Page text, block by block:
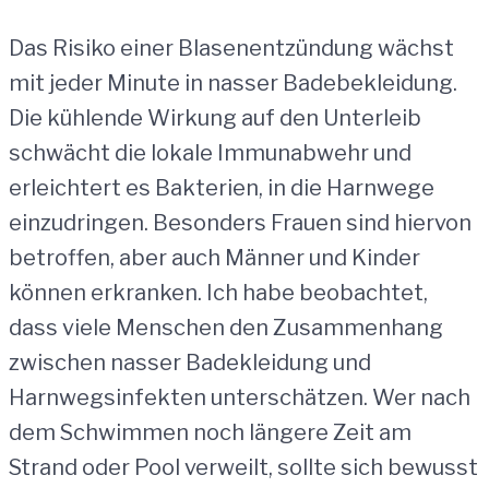
Das Risiko einer Blasenentzündung wächst
mit jeder Minute in nasser Badebekleidung.
Die kühlende Wirkung auf den Unterleib
schwächt die lokale Immunabwehr und
erleichtert es Bakterien, in die Harnwege
einzudringen. Besonders Frauen sind hiervon
betroffen, aber auch Männer und Kinder
können erkranken. Ich habe beobachtet,
dass viele Menschen den Zusammenhang
zwischen nasser Badekleidung und
Harnwegsinfekten unterschätzen. Wer nach
dem Schwimmen noch längere Zeit am
Strand oder Pool verweilt, sollte sich bewusst